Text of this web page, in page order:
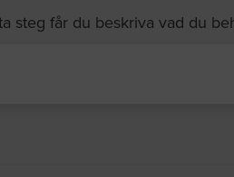
steg får du beskriva vad du